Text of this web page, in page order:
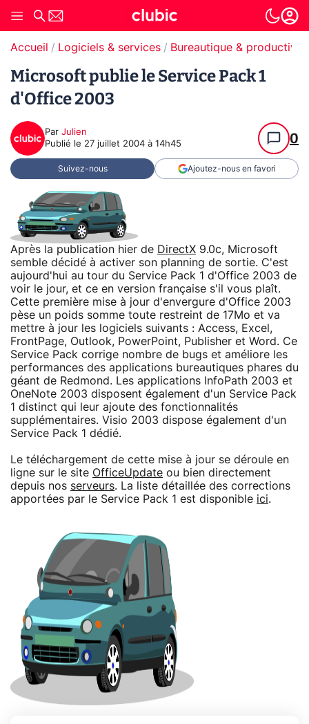
Accueil Logiciels & services Bureautique & productivité
Microsoft publie le Service Pack 1
d'Office 2003
Par Julien
Publié le 27 juillet 2004 à 14h45 0
Suivez-nous Ajoutez-nous en favori
Après la publication hier de DirectX 9.0c, Microsoft
semble décidé à activer son planning de sortie. C'est
aujourd'hui au tour du Service Pack 1 d'Office 2003 de
voir le jour, et ce en version française s'il vous plaît.
Cette première mise à jour d'envergure d'Office 2003
pèse un poids somme toute restreint de 17Mo et va
mettre à jour les logiciels suivants : Access, Excel,
FrontPage, Outlook, PowerPoint, Publisher et Word. Ce
Service Pack corrige nombre de bugs et améliore les
performances des applications bureautiques phares du
géant de Redmond. Les applications InfoPath 2003 et
OneNote 2003 disposent également d'un Service Pack
1 distinct qui leur ajoute des fonctionnalités
supplémentaires. Visio 2003 dispose également d'un
Service Pack 1 dédié.
Le téléchargement de cette mise à jour se déroule en
ligne sur le site OfficeUpdate ou bien directement
depuis nos serveurs. La liste détaillée des corrections
apportées par le Service Pack 1 est disponible ici.